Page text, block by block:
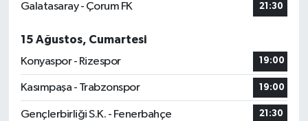
Galatasaray - Çorum FK
21:30
15 Ağustos, Cumartesi
Konyaspor - Rizespor
19:00
Kasımpaşa - Trabzonspor 19:00
Gençlerbirliği S.K. - Fenerbahçe 21:30